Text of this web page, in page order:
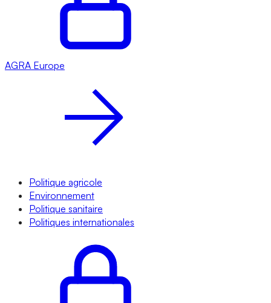
AGRA Europe
Politique agricole
Environnement
Politique sanitaire
Politiques internationales